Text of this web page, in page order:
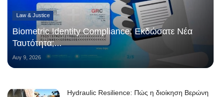
Law & Justice
Biometric Identity Compliance: Εκδώσατε Νέα
Ταυτότητα;...
Αυγ 9, 2026
Hydraulic Resilience: Πώς η διοίκηση Βερώνη